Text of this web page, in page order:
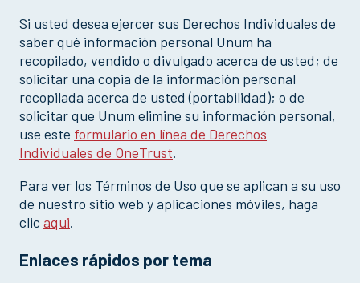
Si usted desea ejercer sus Derechos Individuales de
saber qué información personal Unum ha
recopilado, vendido o divulgado acerca de usted; de
solicitar una copia de la información personal
recopilada acerca de usted (portabilidad); o de
solicitar que Unum elimine su información personal,
use este formulario en línea de Derechos
Individuales de OneTrust.
Para ver los Términos de Uso que se aplican a su uso
de nuestro sitio web y aplicaciones móviles, haga
clic aqui.
Enlaces rápidos por tema